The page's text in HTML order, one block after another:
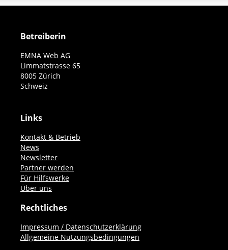
Betreiberin
EMNA Web AG
Limmatstrasse 65
8005 Zürich
Schweiz
Links
Kontakt & Betrieb
News
Newsletter
Partner werden
Für Hilfswerke
Über uns
Rechtliches
Impressum / Datenschutzerklärung
Allgemeine Nutzungsbedingungen